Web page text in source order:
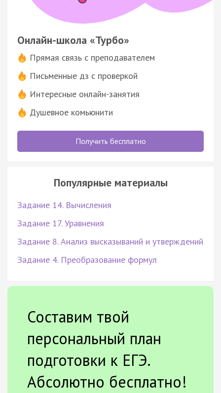
Онлайн-школа «Турбо»
Прямая связь с преподавателем
Письменные дз с проверкой
Интересные онлайн-занятия
Душевное комьюнити
Получить бесплатно
Популярные материалы
Задание 14. Вычисления
Задание 17. Уравнения
Задание 8. Анализ высказываний и утверждений
Задание 4. Преобразование формул
Составим твой
персональный план
подготовки к ЕГЭ.
Абсолютно бесплатно!